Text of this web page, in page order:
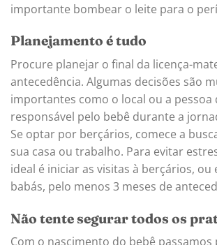
importante bombear o leite para o
Planejamento é tudo
Procure planejar o final da licença-
antecedência. Algumas decisões são
importantes como o local ou a pessoa
responsável pelo bebê durante a
Se optar por berçários, comece a
sua casa ou trabalho. Para evitar
ideal é iniciar as visitas à berçários, ou
babás, pelo menos 3 meses de
Não tente segurar todos os
Com o nascimento do bebê passamos